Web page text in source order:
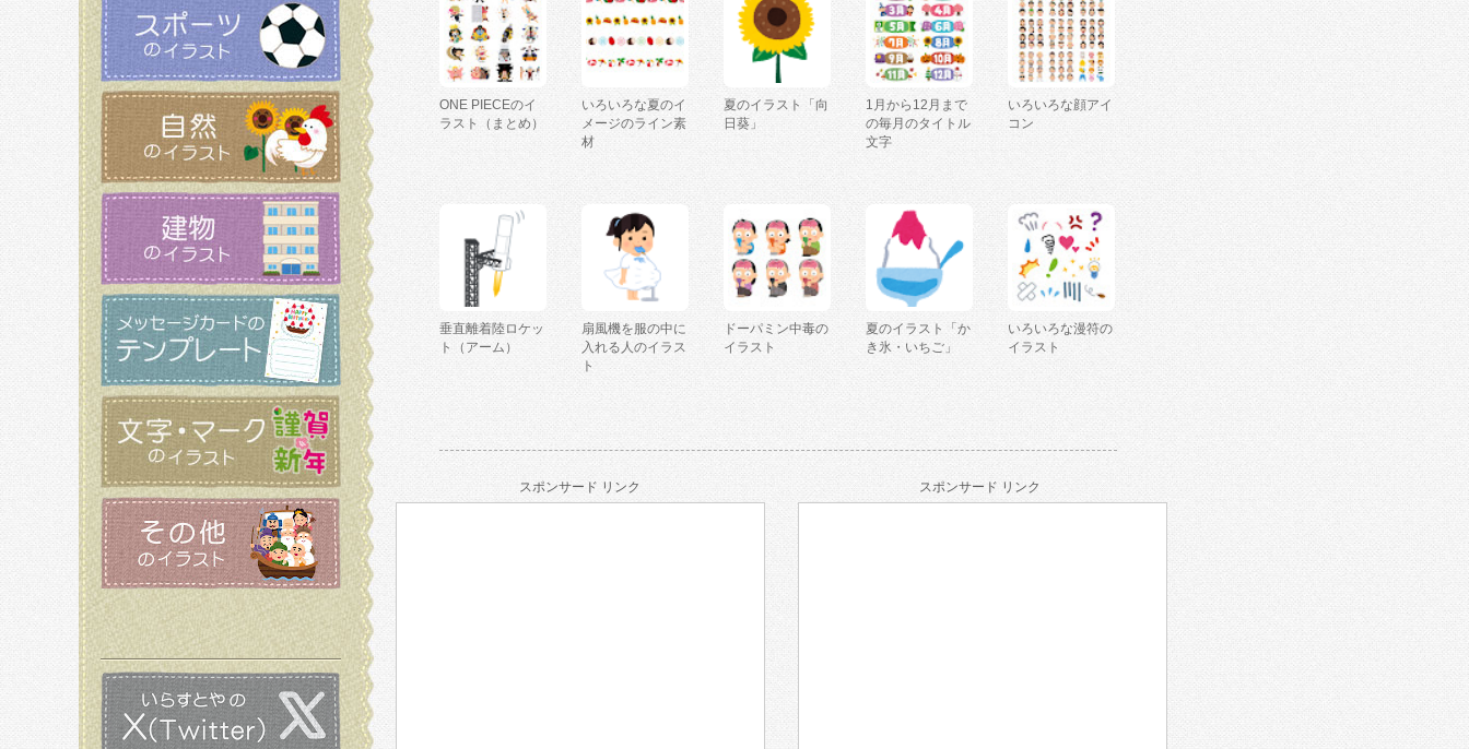
ONE PIECEのイ
ラスト（まとめ）
いろいろな夏のイ
メージのライン素
材
夏のイラスト「向
日葵」
1月から12月まで
の毎月のタイトル
文字
いろいろな顔アイ
コン
垂直離着陸ロケッ
ト（アーム）
扇風機を服の中に
入れる人のイラス
ト
ドーパミン中毒の
イラスト
夏のイラスト「か
き氷・いちご」
いろいろな漫符の
イラスト
スポンサード リンク スポンサード リンク